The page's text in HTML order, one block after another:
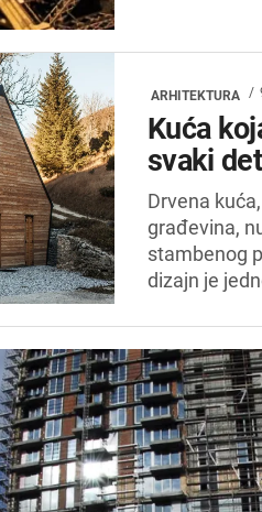
ARHITEKTURA
Kuća
svaki
Drvena
građevina,
stambenog
dizajn je